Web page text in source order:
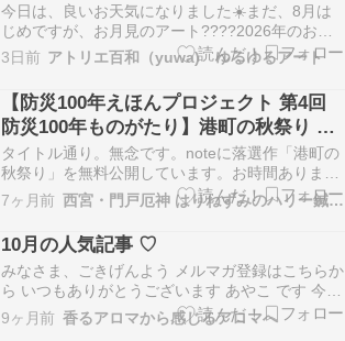
今日は、良いお天気になりました☀️まだ、8月は
じめですが、お月見のアート????2026年のお月
見は、9月25日(金)です(十五夜・中秋の名月)お月
見のアートは、とても人気で毎年、新しいデザイ
ンで描きたい！とリクエストを頂きます????おう
ちに飾っても◎、プレゼントしても、喜ば…
3日前 アトリエ百和（yuwa) ゆるゆるアート
【防災100年えほんプロジェクト 第4回
防災100年ものがたり】港町の秋祭り ※
落選作
タイトル通り。無念です。noteに落選作「港町の
秋祭り」を無料公開しています。お時間ありまし
たらご笑覧ください。
https://note.com/shimpei_motoki/n/
【防災100年えほんプロジェクト 第4回 防災100
年ものがたり】港町…
7ヶ月前 西宮・門戸厄神 はりねずみのハリー鍼灸院
10月の人気記事 ♡
みなさま、ごきげんよう メルマガ登録はこちらか
ら いつもありがとうございます あやこ です 今年
は、長く金木犀の香りを楽しめますね。 発表 10
月のアクセスランキング 1 『もっとも波動の高い
9ヶ月前 香るアロマから感じるアロマへ